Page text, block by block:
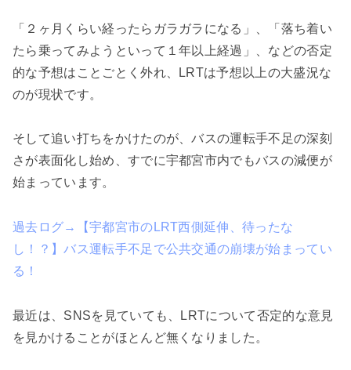
「２ヶ月くらい経ったらガラガラになる」、「落ち着い
たら乗ってみようといって１年以上経過」、などの否定
的な予想はことごとく外れ、LRTは予想以上の大盛況な
のが現状です。
そして追い打ちをかけたのが、バスの運転手不足の深刻
さが表面化し始め、すでに宇都宮市内でもバスの減便が
始まっています。
過去ログ→【宇都宮市のLRT西側延伸、待ったな
し！？】バス運転手不足で公共交通の崩壊が始まってい
る！
最近は、SNSを見ていても、LRTについて否定的な意見
を見かけることがほとんど無くなりました。